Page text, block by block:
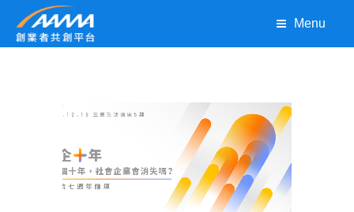
Menu